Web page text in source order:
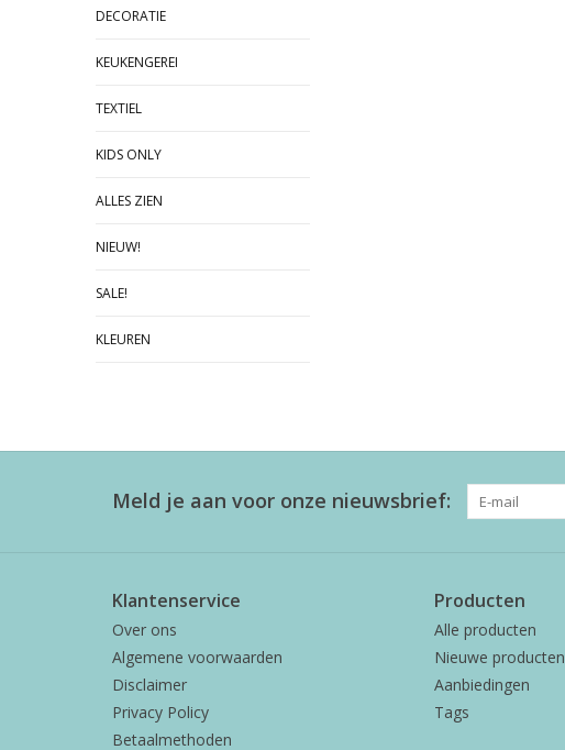
DECORATIE
KEUKENGEREI
TEXTIEL
KIDS ONLY
ALLES ZIEN
NIEUW!
SALE!
KLEUREN
Meld je aan voor onze nieuwsbrief:
Klantenservice
Over ons
Algemene voorwaarden
Disclaimer
Privacy Policy
Betaalmethoden
Producten
Alle producten
Nieuwe producten
Aanbiedingen
Tags